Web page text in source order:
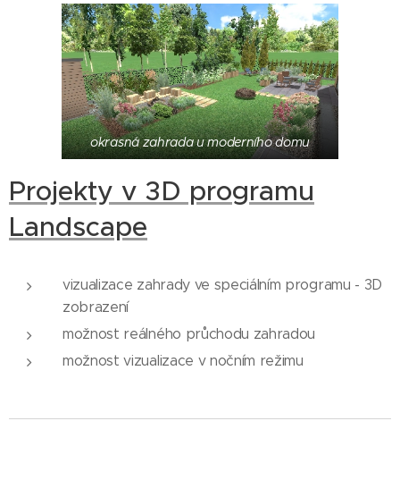
okrasná zahrada u moderního domu
Projekty v 3D programu
Landscape
vizualizace zahrady ve speciálním programu - 3D
zobrazení
možnost reálného průchodu zahradou
možnost vizualizace v nočním režimu